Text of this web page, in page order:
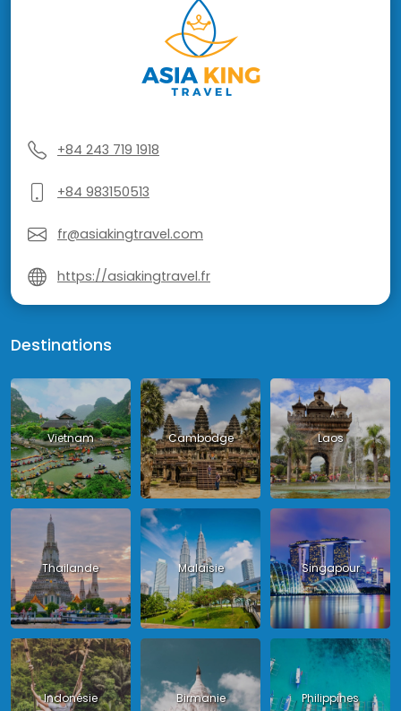
+84 243 719 1918
+84 983150513
fr@asiakingtravel.com
https://asiakingtravel.fr
Destinations
Vietnam Cambodge Laos
Thailande Malaisie Singapour
Indonésie Birmanie Philippines